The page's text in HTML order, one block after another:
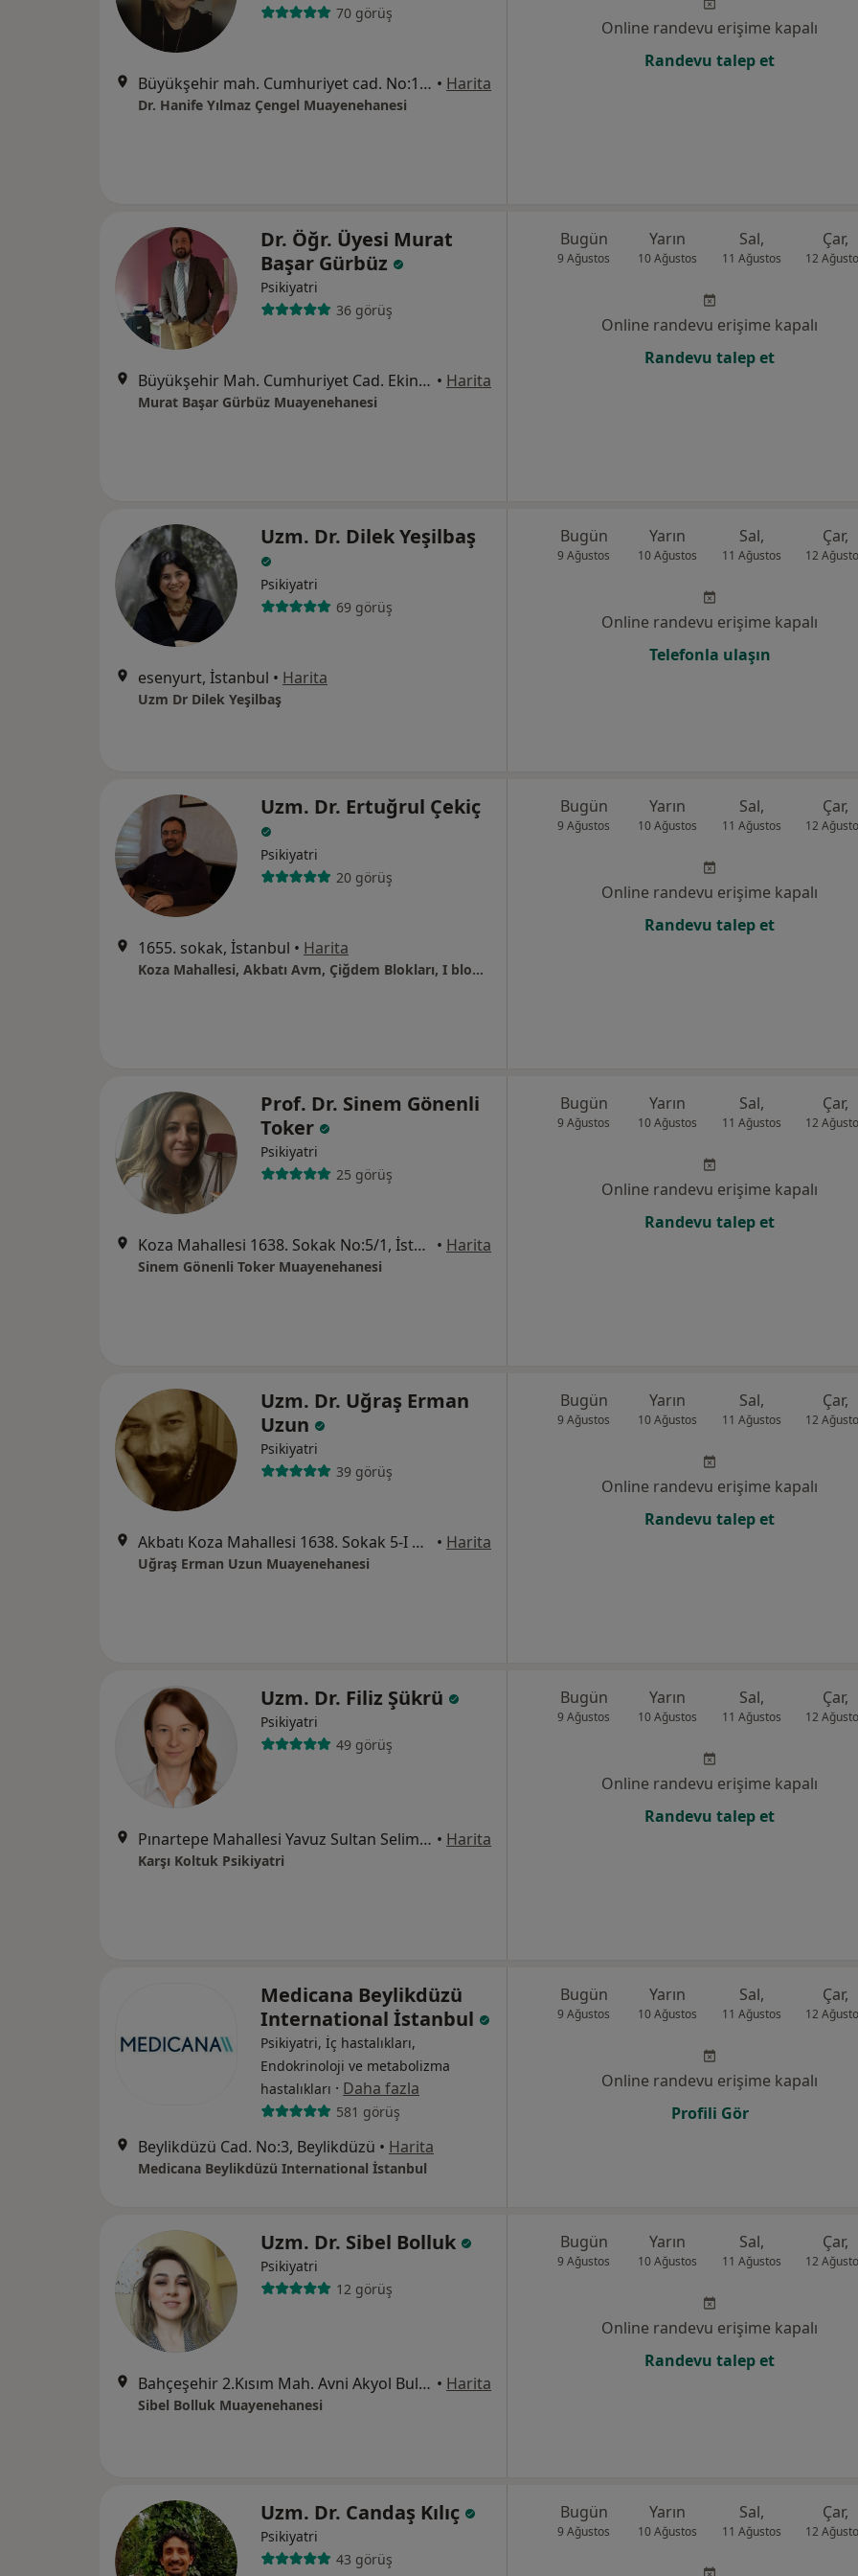
70 görüş
Büyükşehir mah. Cumhuriyet cad. No:1 Ekinoks rezidans E1 blok kat:8 daire: 114, İstanbul • Harita
Dr. Hanife Yılmaz Çengel Muayenehanesi
Online randevu erişime kapalı
Randevu talep et
Dr. Öğr. Üyesi Murat
Başar Gürbüz
Psikiyatri
36 görüş
Büyükşehir Mah. Cumhuriyet Cad. Ekinoks E2 Blok D:25 Kat 5, İstanbul • Harita
Murat Başar Gürbüz Muayenehanesi
Bugün
9 Ağustos
Yarın
10 Ağustos
Sal,
11 Ağustos
Çar,
12
Online randevu erişime kapalı
Randevu talep et
Uzm. Dr. Dilek Yeşilbaş
Psikiyatri
69 görüş
esenyurt, İstanbul • Harita
Uzm Dr Dilek Yeşilbaş
Bugün
9 Ağustos
Yarın
10 Ağustos
Sal,
11 Ağustos
Çar,
12
Online randevu erişime kapalı
Telefonla ulaşın
Uzm. Dr. Ertuğrul Çekiç
Psikiyatri
20 görüş
1655. sokak, İstanbul • Harita
Koza Mahallesi, Akbatı Avm, Çiğdem Blokları, I blok Kat6 Daire:46
Bugün
9 Ağustos
Yarın
10 Ağustos
Sal,
11 Ağustos
Çar,
12
Online randevu erişime kapalı
Randevu talep et
Prof. Dr. Sinem Gönenli
Toker
Psikiyatri
25 görüş
Koza Mahallesi 1638. Sokak No:5/1, İstanbul • Harita
Sinem Gönenli Toker Muayenehanesi
Bugün
9 Ağustos
Yarın
10 Ağustos
Sal,
11 Ağustos
Çar,
12
Online randevu erişime kapalı
Randevu talep et
Uzm. Dr. Uğraş Erman
Uzun
Psikiyatri
39 görüş
Akbatı Koza Mahallesi 1638. Sokak 5-I Blok Daire:2 Bahçeşehir, İstanbul • Harita
Uğraş Erman Uzun Muayenehanesi
Bugün
9 Ağustos
Yarın
10 Ağustos
Sal,
11 Ağustos
Çar,
12
Online randevu erişime kapalı
Randevu talep et
Uzm. Dr. Filiz Şükrü
Psikiyatri
49 görüş
Pınartepe Mahallesi Yavuz Sultan Selim Bulvarı No:6, İstanbul • Harita
Karşı Koltuk Psikiyatri
Bugün
9 Ağustos
Yarın
10 Ağustos
Sal,
11 Ağustos
Çar,
12
Online randevu erişime kapalı
Randevu talep et
Medicana Beylikdüzü
International İstanbul
Psikiyatri, İç hastalıkları,
Endokrinoloji ve metabolizma
hastalıkları · Daha fazla
581 görüş
Beylikdüzü Cad. No:3, Beylikdüzü • Harita
Medicana Beylikdüzü International İstanbul
Bugün
9 Ağustos
Yarın
10 Ağustos
Sal,
11 Ağustos
Çar,
12
Online randevu erişime kapalı
Profili Gör
Uzm. Dr. Sibel Bolluk
Psikiyatri
12 görüş
Bahçeşehir 2.Kısım Mah. Avni Akyol Bulv. Sofa Bahçeşehir sitesiNo:7, A blok, D:7, İstanbul • Harita
Sibel Bolluk Muayenehanesi
Bugün
9 Ağustos
Yarın
10 Ağustos
Sal,
11 Ağustos
Çar,
12
Online randevu erişime kapalı
Randevu talep et
Uzm. Dr. Candaş Kılıç
Psikiyatri
43 görüş
Bugün
9 Ağustos
Yarın
10 Ağustos
Sal,
11 Ağustos
Çar,
12